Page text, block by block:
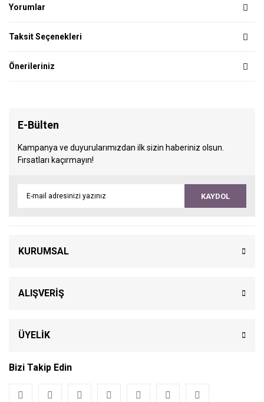
Yorumlar
Taksit Seçenekleri
Önerileriniz
E-Bülten
Kampanya ve duyurularımızdan ilk sizin haberiniz olsun.
Fırsatları kaçırmayın!
KAYDOL
KURUMSAL
ALIŞVERİŞ
ÜYELİK
Bizi Takip Edin